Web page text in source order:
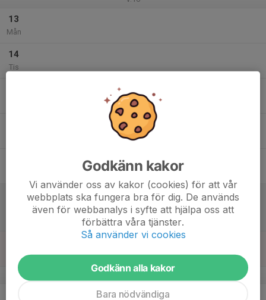
13
Mån
14
Tis
10:00
12:00
Match mot Uppåkra IF
Träningsmatcher
Konstgräsplanen Södra Sandby
v.17
Godkänn kakor
Vi använder oss av kakor (cookies) för att vår
webbplats ska fungera bra för dig. De används
även för webbanalys i syfte att hjälpa oss att
förbättra våra tjänster.
Så använder vi cookies
Godkänn alla kakor
Bara nödvändiga